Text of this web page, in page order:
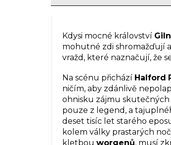
Kdysi mocné království
mohutné zdi shromažďují
vražd, které naznačují, že
Na scénu přichází Halford
ničím, aby zdánlivě
ohnisku zájmu skutečných
pouze z legend, a
deset tisíc let starého
kolem války prastarých
kletbou worgenů, musí